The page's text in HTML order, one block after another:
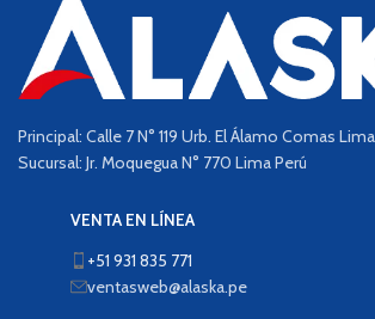
Principal: Calle 7 N° 119 Urb. El Álamo Comas
Sucursal: Jr. Moquegua N° 770 Lima Perú
VENTA EN LÍNEA
+51 931 835 771
ventasweb@alaska.pe